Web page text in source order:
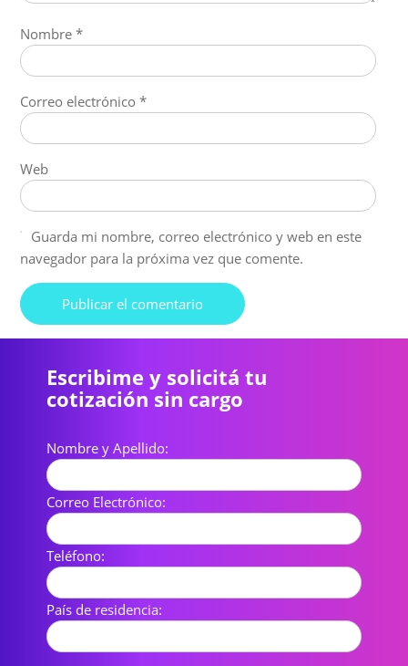
Nombre*
Correo electrónico*
Web
Guarda mi nombre, correo electrónico y web en este
navegador para la próxima vez que comente.
Escribime y solicitá tu
cotización sin cargo
Nombre y Apellido:
Correo Electrónico:
Teléfono:
País de residencia: